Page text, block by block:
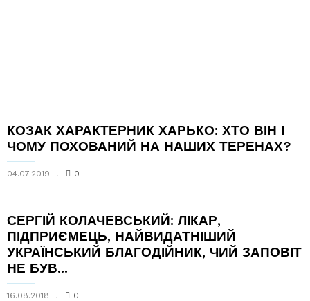
КОЗАК­ ХАРАКТЕРНИК ХАРЬКО: ХТО ВІН І
ЧОМУ ПОХОВАНИЙ НА НАШИХ ТЕРЕНАХ?
04.07.2019 0
СЕРГІЙ КОЛАЧЕВСЬКИЙ: ЛІКАР,
ПІДПРИЄМЕЦЬ, НАЙВИДАТНІШИЙ
УКРАЇНСЬКИЙ БЛАГОДІЙНИК, ЧИЙ ЗАПОВІТ
НЕ БУВ...
16.08.2018 0